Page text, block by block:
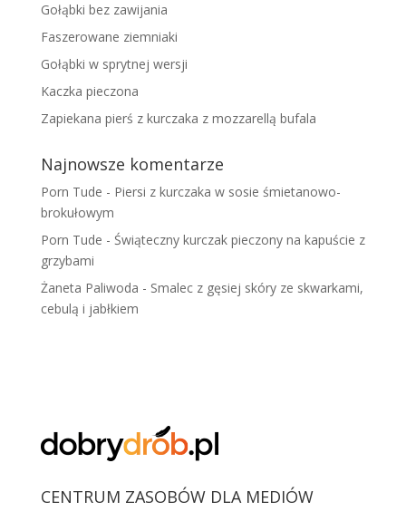
Gołąbki bez zawijania
Faszerowane ziemniaki
Gołąbki w sprytnej wersji
Kaczka pieczona
Zapiekana pierś z kurczaka z mozzarellą bufala
Najnowsze komentarze
Porn Tude - Piersi z kurczaka w sosie śmietanowo-
brokułowym
Porn Tude - Świąteczny kurczak pieczony na kapuście z
grzybami
Żaneta Paliwoda - Smalec z gęsiej skóry ze skwarkami,
cebulą i jabłkiem
CENTRUM ZASOBÓW DLA MEDIÓW